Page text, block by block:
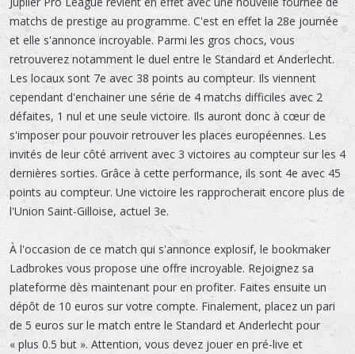
matchs de prestige au programme. C'est en effet la 28e journée
et elle s'annonce incroyable. Parmi les gros chocs, vous
retrouverez notamment le duel entre le Standard et Anderlecht.
Les locaux sont 7e avec 38 points au compteur. Ils viennent
cependant d'enchainer une série de 4 matchs difficiles avec 2
défaites, 1 nul et une seule victoire. Ils auront donc à cœur de
s'imposer pour pouvoir retrouver les places européennes. Les
invités de leur côté arrivent avec 3 victoires au compteur sur les 4
dernières sorties. Grâce à cette performance, ils sont 4e avec 45
points au compteur. Une victoire les rapprocherait encore plus de
l'Union Saint-Gilloise, actuel 3e.
À l'occasion de ce match qui s'annonce explosif, le bookmaker
Ladbrokes vous propose une offre incroyable. Rejoignez sa
plateforme dès maintenant pour en profiter. Faites ensuite un
dépôt de 10 euros sur votre compte. Finalement, placez un pari
de 5 euros sur le match entre le Standard et Anderlecht pour
« plus 0.5 but ». Attention, vous devez jouer en pré-live et